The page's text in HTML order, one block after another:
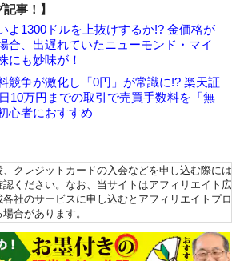
事！】
よ1300ドルを上抜けするか!? 金価格が
合、出遅れていたニューモンド・マイ
にも妙味が！
競争が激化し「0円」が常識に!? 楽天証
10万円までの取引で売買手数料を「無
心者におすすめ
クレジットカードの入会などを申し込む際には
ください。なお、当サイトはアフィリエイト広
社のサービスに申し込むとアフィリエイトプロ
合があります。